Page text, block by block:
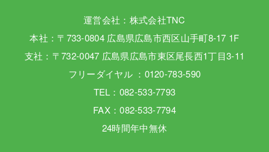
運営会社：株式会社TNC
本社：〒733-0804 広島県広島市西区山手町8-17 1F
支社：〒732-0047 広島県広島市東区尾長西1丁目3-11
フリーダイヤル ：0120-783-590
TEL：082-533-7793
FAX：082-533-7794
24時間年中無休